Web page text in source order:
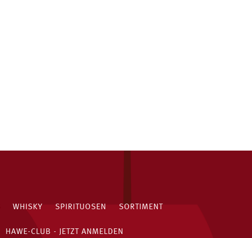
WHISKY SPIRITUOSEN SORTIMENT
HAWE-CLUB - JETZT ANMELDEN